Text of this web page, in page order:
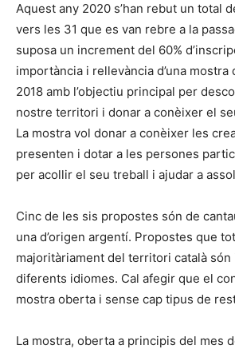
Aquest any 2020 s’han rebut un total
vers les 31 que es van rebre a la
suposa un increment del 60%
importància i rellevància d’una mostra
2018 amb l’objectiu principal per
nostre territori i donar a conèixer el
La mostra vol donar a conèixer les
presenten i dotar a les persones
per acollir el seu treball i ajudar a
Cinc de les sis propostes són de
una d’origen argentí. Propostes que
majoritàriament del territori català
diferents idiomes. Cal afegir que el
mostra oberta i sense cap tipus de
La mostra, oberta a principis del mes